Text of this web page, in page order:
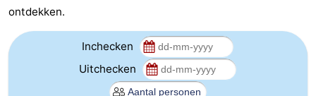
Bruinisse
-
Zierikzee
-
ontdekken.
Inchecken
Uitchecken